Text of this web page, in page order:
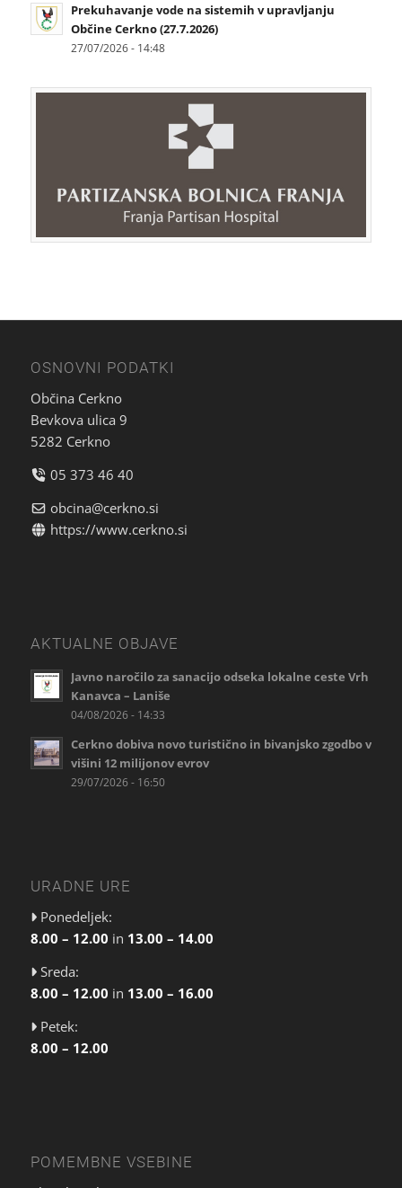
Prekuhavanje vode na sistemih v upravljanju
Občine Cerkno (27.7.2026)
27/07/2026 - 14:48
OSNOVNI PODATKI
Občina Cerkno
Bevkova ulica 9
5282 Cerkno
05 373 46 40
obcina@cerkno.si
https://www.cerkno.si
AKTUALNE OBJAVE
Javno naročilo za sanacijo odseka lokalne ceste Vrh
Kanavca – Laniše
04/08/2026 - 14:33
Cerkno dobiva novo turistično in bivanjsko zgodbo v
višini 12 milijonov evrov
29/07/2026 - 16:50
URADNE URE
Ponedeljek:
8.00 – 12.00 in 13.00 – 14.00
Sreda:
8.00 – 12.00 in 13.00 – 16.00
Petek:
8.00 – 12.00
POMEMBNE VSEBINE